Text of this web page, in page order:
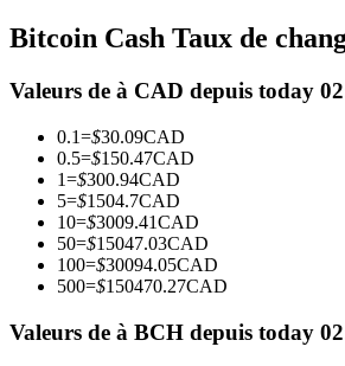
Futures utilisant l'USDC comme
Copie de Trading
Rejoignez les meilleurs traders
Bitcoin Cash Taux de
Valeurs de à CAD depuis today
0.1=$30.09CAD
0.5=$150.47CAD
1=$300.94CAD
5=$1504.7CAD
10=$3009.41CAD
50=$15047.03CAD
100=$30094.05CAD
500=$150470.27CAD
Valeurs de à BCH depuis today